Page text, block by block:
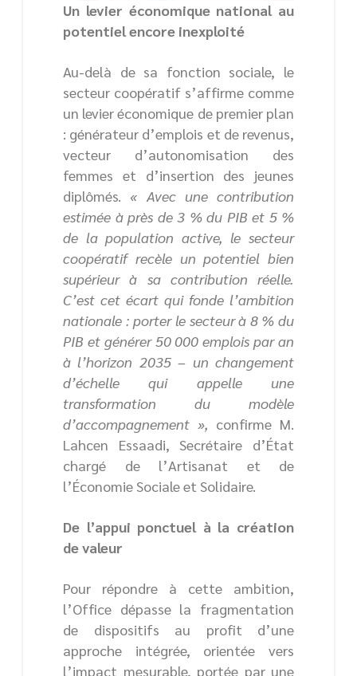
Un levier économique national au
potentiel encore inexploité
Au-delà de sa fonction sociale, le
secteur coopératif s’affirme comme
un levier économique de premier plan
: générateur d’emplois et de revenus,
vecteur d’autonomisation des
femmes et d’insertion des jeunes
diplômés. « Avec une contribution
estimée à près de 3 % du PIB et 5 %
de la population active, le secteur
coopératif recèle un potentiel bien
supérieur à sa contribution réelle.
C’est cet écart qui fonde l’ambition
nationale : porter le secteur à 8 % du
PIB et générer 50 000 emplois par an
à l’horizon 2035 – un changement
d’échelle qui appelle une
transformation du modèle
d’accompagnement », confirme M.
Lahcen Essaadi, Secrétaire d’État
chargé de l’Artisanat et de
l’Économie Sociale et Solidaire.
De l’appui ponctuel à la création
de valeur
Pour répondre à cette ambition,
l’Office dépasse la fragmentation
de dispositifs au profit d’une
approche intégrée, orientée vers
l’impact mesurable, portée par une